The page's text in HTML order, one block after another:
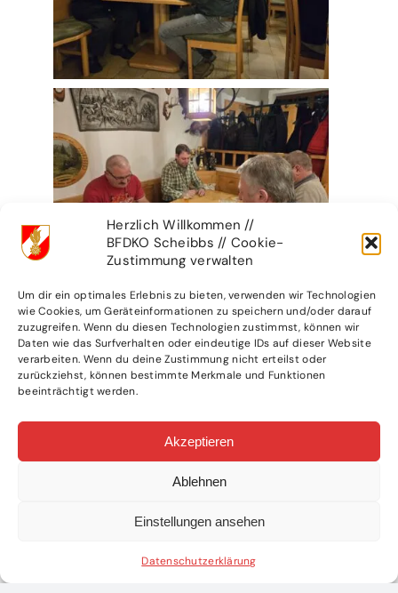
Herzlich Willkommen //
BFDKO Scheibbs // Cookie-
Zustimmung verwalten
Um dir ein optimales Erlebnis zu bieten, verwenden wir Technologien
wie Cookies, um Geräteinformationen zu speichern und/oder darauf
zuzugreifen. Wenn du diesen Technologien zustimmst, können wir
Daten wie das Surfverhalten oder eindeutige IDs auf dieser Website
verarbeiten. Wenn du deine Zustimmung nicht erteilst oder
zurückziehst, können bestimmte Merkmale und Funktionen
beeinträchtigt werden.
Akzeptieren
Ablehnen
Einstellungen ansehen
Datenschutzerklärung